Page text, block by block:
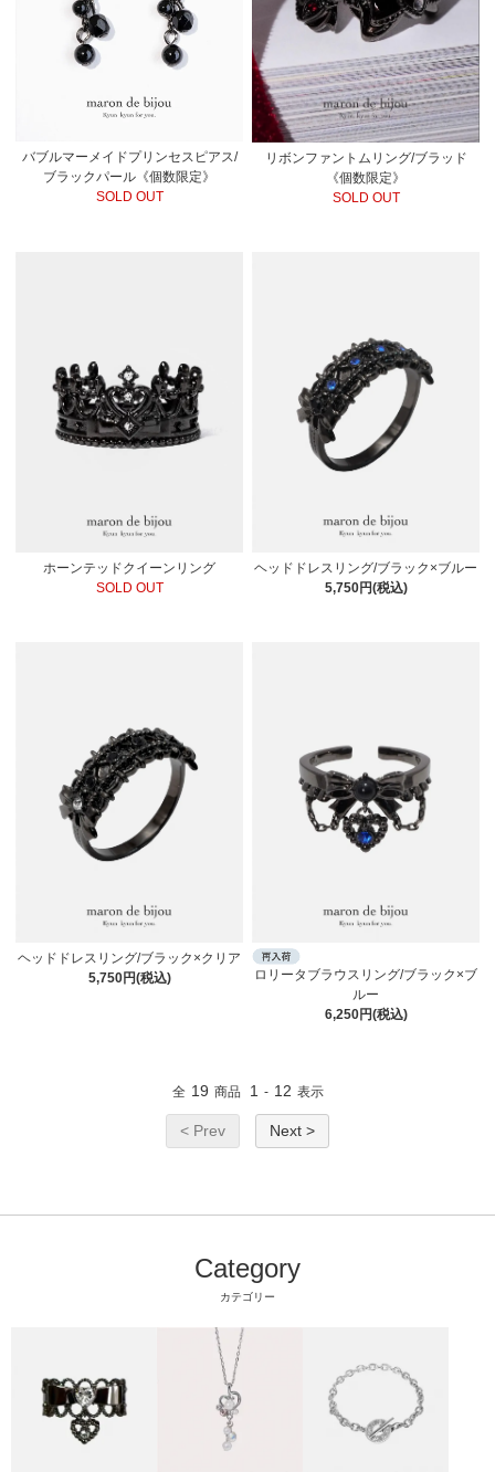
バブルマーメイドプリンセスピアス/
ブラックパール《個数限定》
SOLD OUT
リボンファントムリング/ブラッド
《個数限定》
SOLD OUT
ホーンテッドクイーンリング
SOLD OUT
ヘッドドレスリング/ブラック×ブルー
5,750円(税込)
ヘッドドレスリング/ブラック×クリア
5,750円(税込)
ロリータブラウスリング/ブラック×ブ
ルー
6,250円(税込)
全 19 商品 1 - 12 表示
< Prev Next >
Category
カテゴリー